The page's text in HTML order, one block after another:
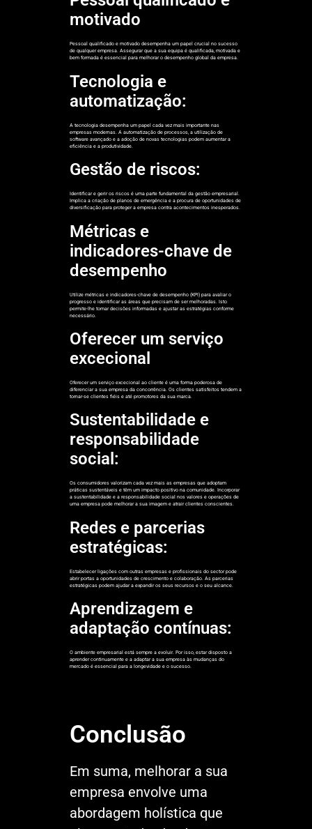
motivado
Pessoal qualificado e motivado desempenha um papel crucial no sucesso
de qualquer empresa. Assegurar que a sua equipa é qualificada, motivada e
bem formada é essencial para melhorar o desempenho global da empresa.
Tecnologia e
automatização:
A tecnologia desempenha um papel cada vez mais importante nas
empresas modernas. A automatização de processos, a utilização de
software avançado e a adoção de novas tecnologias podem aumentar a
eficiência e a produtividade.
Gestão de riscos:
Identificar e gerir os riscos é uma parte fundamental da gestão empresarial.
Implica a criação de planos de emergência e a procura de oportunidades de
diversificação para proteger a empresa contra acontecimentos inesperados.
Métricas e
indicadores-chave de
desempenho
Utilize métricas e indicadores-chave de desempenho (KPI) para avaliar o
progresso e identificar as áreas que precisam de ser melhoradas. Isto
permite-lhe tomar decisões informadas e ajustar as estratégias conforme
necessário.
Oferecer um serviço
excecional
Oferecer um serviço excecional ao cliente é uma forma poderosa de
diferenciar a sua empresa da concorrência. Os clientes satisfeitos tendem a
tornar-se clientes fiéis e até promotores da sua marca.
Sustentabilidade e
responsabilidade
social:
Os consumidores valorizam cada vez mais as empresas que adoptam
práticas sustentáveis e têm um impacto positivo na comunidade. Incorporar
a sustentabilidade e a responsabilidade social nos valores e operações de
uma empresa pode melhorar a sua imagem e atrair clientes conscientes.
Redes e parcerias
estratégicas:
Estabelecer ligações com outras empresas e profissionais do sector pode
abrir portas a oportunidades de crescimento e colaboração. As parcerias
estratégicas podem ajudar a expandir os seus recursos e o seu alcance.
Aprendizagem e
adaptação contínuas:
O ambiente empresarial está sempre a evoluir. Por isso, estar disposto a
aprender continuamente e a adaptar a sua empresa às mudanças do
mercado é essencial para a longevidade e o sucesso.
Conclusão
Em suma, melhorar a sua
empresa envolve uma
abordagem holística que